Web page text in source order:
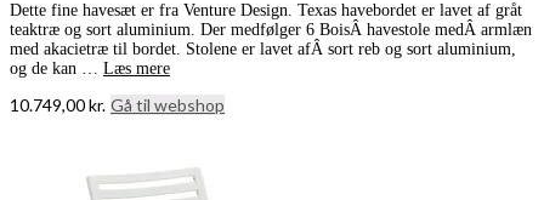
Dette fine havesæt er fra Venture Design. Texas havebordet er lavet af gråt
teaktræ og sort aluminium. Der medfølger 6 BoisÂ havestole medÂ armlæn
med akacietræ til bordet. Stolene er lavet afÂ sort reb og sort aluminium,
og de kan … Læs mere
10.749,00kr. Gå til webshop